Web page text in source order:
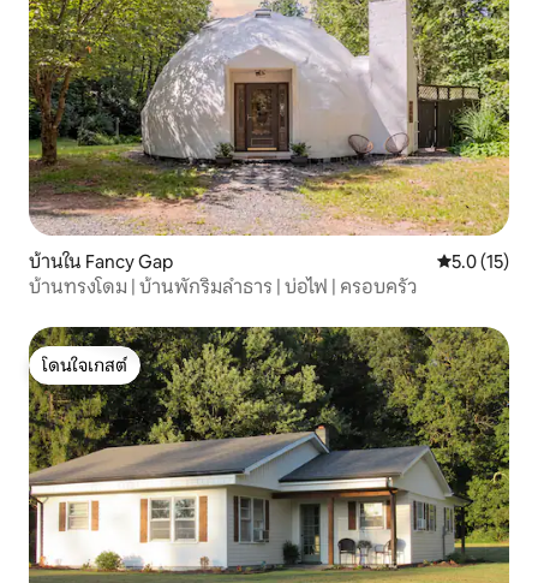
บ้านใน Fancy Gap คะแนนเฉลี่ย
5.0 (15)
บ้านทรงโดม | บ้านพักริมลำธาร | บ่อไฟ | ครอบครัว
โดนใจเกสต์
โดนใจเกสต์